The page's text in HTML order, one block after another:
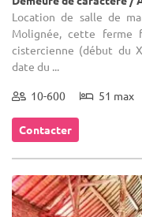
Location de salle de
Molignée, cette ferme
cistercienne (début du
date du ...
10-600 51 max
Contacter